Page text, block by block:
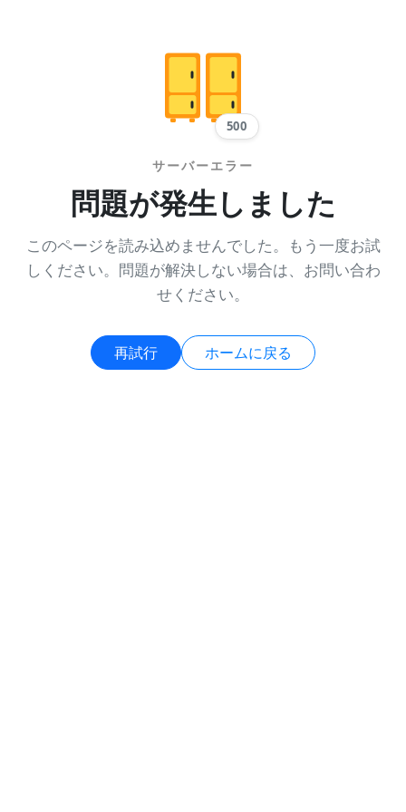
500
サーバーエラー
問題が発生しました
このページを読み込めませんでした。もう一度お試
しください。問題が解決しない場合は、お問い合わ
せください。
再試行 ホームに戻る